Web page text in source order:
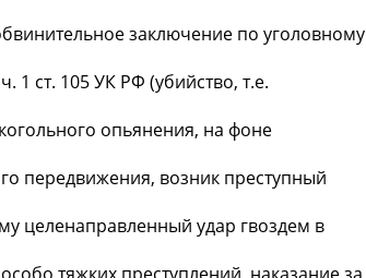
заключение по уголовному
ст. 105 УК РФ (убийство, т.е.
опьянения, на фоне
передвижения, возник преступный
целенаправленный удар гвоздем в